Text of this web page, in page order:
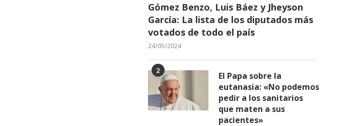
Gómez Benzo, Luis Báez y Jheyson
García: La lista de los diputados más
votados de todo el país
24/05/2024
2
El Papa sobre la
eutanasia: «No podemos
pedir a los sanitarios
que maten a sus
pacientes»